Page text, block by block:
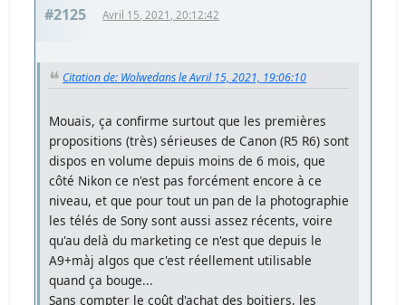
#2125 Avril 15, 2021, 20:12:42
Citation de: Wolwedans le Avril 15, 2021, 19:06:10
Mouais, ça confirme surtout que les premières
propositions (très) sérieuses de Canon (R5 R6) sont
dispos en volume depuis moins de 6 mois, que
côté Nikon ce n'est pas forcément encore à ce
niveau, et que pour tout un pan de la photographie
les télés de Sony sont aussi assez récents, voire
qu'au delà du marketing ce n'est que depuis le
A9+màj algos que c'est réellement utilisable
quand ça bouge...
Sans compter le coût d'achat des boitiers, les